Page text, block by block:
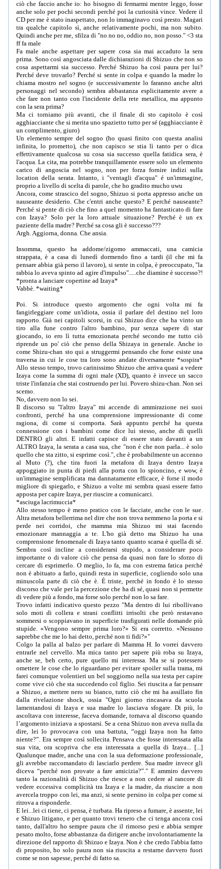
ciò che faccio anche io: ho bisogno di fermarmi mentre leggo, fosse
anche solo per pochi secondi perché poi la curiosità vince. Vedere il
CD per me è stato inaspettato, non lo immaginavo così presto. Magari
tra qualche capitolo sì, anche relativamente pochi, ma non subito.
Quindi anche per me, sfilza di "no no no, oddio no, non posso." <3 sta
ff fa male
Fa male anche aspettare per sapere cosa sia mai accaduto la sera
prima. Sono così angosciata dalle dichiarazioni di Shizuo che non so
cosa aspettarmi sia successo. Perché Shizuo ha così paura per lui?
Perché deve trovarlo? Perché si sente in colpa e quando la madre lo
chiama mostro nel sogno (e successivamente lo faranno anche altri
personaggi nel secondo) sembra abbastanza esplicitamente avere a
che fare non tanto con l'incidente della rete metallica, ma appunto
con la sera prima?
Ma ci torniamo più avanti, che il finale di sto capitolo è così
agghiacciante che si merita uno spazietto tutto per sé (agghiacciante è
un complimento, giuro)
Un elemento sempre del sogno (ho quasi finito con questa analisi
infinita, lo prometto), che non capisco se stia lì tanto per o dica
effettivamente qualcosa su cosa sia successo quella fatidica sera, è
l'acqua. La cita, ma potrebbe tranquillamente essere solo un elemento
carico di angoscia nel sogno, non per forza fornire indizi sulla
location della serata. Intanto, i "ventagli d'acqua" é un'immagine,
proprio a livello di scelta di parole, che ho gradito mucho uwu
Ancora, come strascico del sogno, Shizuo si porta appresso anche un
nauseante desiderio. Che c'entri anche questo? E perché nauseante?
Perché si pente di ciò che fino a quel momento ha fantasticato di fare
con Izaya? Solo per la loro attuale situazione? Perché è un ex
paziente della madre? Perché sa cosa gli è successo???
Argh. Aggiorna, donna. Che ansia.
Insomma, questo ha addome/zigomo ammaccati, una camicia
strappata, è a casa di lunedì dormendo fino a tardi (il che mi fa
pensare abbia già perso il lavoro), si sente in colpa, è preoccupato, "la
rabbia lo aveva spinto ad agire d'impulso".....che diamine è successo?!
*pronta a lanciare copertine ad Izaya*
Vabbè. *waiting*
Poi. Si introduce questo argomento che ogni volta mi fa
fangirleggiare come un'idiota, ossia il parlare del destino nel loro
rapporto. Già nei capitoli scorsi, in cui Shizuo dice che ha vinto un
tiro alla fune contro l'altro bambino, pur senza sapere di star
giocando, io ero lì tutta emozionata perché secondo me tutto ciò
riprende un po' ciò che penso della Shizaya in generale. Anche io
come Shizu-chan sto qui a struggermi pensando che forse esiste una
traversa in cui le cose tra loro sono andate diversamente *sospira*
Allo stesso tempo, trovo carinissimo Shizuo che arriva quasi a vedere
Izaya come la summa di ogni male (XD), quanto è invece un sacco
triste l'infanzia che stai costruendo per lui. Povero shizu-chan. Non sei
scemo.
No, davvero non lo sei.
Il discorso su "l'altro Izaya" mi accende di ammirazione nei suoi
confronti, perché ha una comprensione impressionante di come
ragiona, di come si comporta. Sarà appunto perché ha questa
connessione con i bambini come dice lui stesso, anche di quelli
DENTRO gli altri. E infatti capisce di essere stato davanti a un
ALTRO Izaya, la serata a casa sua, che "non è che non parla... è solo
quello che sta zitto, si esprime così.", che è probabilmente un accenno
al Muto (?), che tira fuori la metafora di Izaya dentro Izaya
appoggiato in punta di piedi alla porta con lo spioncino, e wow, è
un'immagine semplificata ma dannatamente efficace, è forse il modo
migliore di spiegarlo, e Shizuo a volte mi sembra quasi essere fatto
apposta per capire Izaya, per riuscire a comunicarci.
*asciuga lacrimuccia*
Allo stesso tempo è meno pratico con le facciate, anche con le sue.
Altra metafora bellerrima nel dire che non trova nemmeno la porta e si
perde nei corridoi, che mamma mia Shizuo mi stai facendo
emozionare mannaggia a te. L'ho già detto ma Shizuo ha una
comprensione fenomenale di Izaya tanto quanto scarsa è quella di sé.
Sembra così incline a considerarsi stupido, a considerare poco
importante o di valore ciò che pensa da quasi non fare lo sforzo di
cercare di esprimerlo. O meglio, lo fa, ma con estrema fatica perché
non è abituato a farlo, quindi resta in superficie, cogliendo solo una
minuscola parte di ciò che è. È triste, perché in fondo è lo stesso
discorso che vale per la percezione che ha di sé, quasi non si permette
di vedere più a fondo, ma forse solo perché non lo sa fare.
Trovo infatti indicativo questo pezzo "Ma dentro di lui ribollivano
solo moti di collera e strani conflitti irrisolti che però restavano
sommersi o scoppiavano in superficie trasfigurati nelle domande più
stupide. «Vengono sempre prima loro?» Si era corretto. «Nessuno
saprebbe che me lo hai detto, perché non ti fidi?»"
Colgo la palla al balzo per parlare di Mamma H. Io vorrei davvero
entrarle nel cervello. Ma mica tanto per sapere più roba su Izaya,
anche se, beh certo, pure quello mi interessa. Ma se si potessero
omettere le cose che lo riguardano per evitare spoiler sulla trama, mi
farei comunque volentieri un bel soggiorno nella sua testa per capire
come vive ciò che sta succedendo col figlio. Sei riuscita a far pensare
a Shizuo, a mettere nero su bianco, tutto ciò che mi ha assillato fin
dalla rivelazione shock, ossia "Ogni giorno rincasava da scuola
lamentandosi di Izaya e sua madre lo lasciava sfogare. Di più, lo
ascoltava con interesse, faceva domande, tornava al discorso quando
l’argomento iniziava a spostarsi. Se a cena Shizuo non aveva nulla da
dire, lei lo provocava con una battuta, “oggi Izaya non ha fatto
niente?”. Era sempre così sollecita. Pensava che fosse interessata alla
sua vita, ora scopriva che era interessata a quella di Izaya... [...]
Qualunque madre, anche una con la sua deformazione professionale,
gli avrebbe raccomandato di lasciarlo perdere. Sua madre invece gli
diceva “perché non provate a fare amicizia?”." E ammiro davvero
tanto la razionalità di Shizuo che riesce a non cedere al rancore di
vedere eccessiva complicità tra Izaya e la madre, da riuscire a non
avercela troppo con lei, ma anzi, si sente persino in colpa per come si
ritrova a risponderle.
E lei...lei ci tiene, ci pensa, è turbata. Ha ripreso a fumare, è assente, lei
e Shizuo litigano, e per quanto trovi tenero che ci tenga ancora così
tanto, dall'altro ho sempre paura che il rimorso pesi e abbia sempre
pesato molto, forse abbastanza da dirigere anche involontariamente la
direzione del rapporto di Shizuo e Izaya. Non è che credo l'abbia fatto
di proposito, ho solo paura non sia riuscita a restarne davvero fuori
come se non sapesse, perché di fatto sa.